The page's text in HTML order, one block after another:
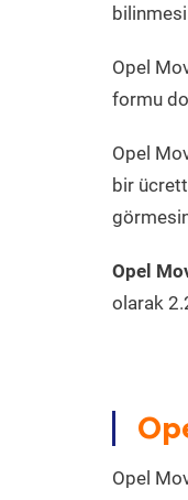
Opel
formu
Opel
bir
Opel
olarak
Opel